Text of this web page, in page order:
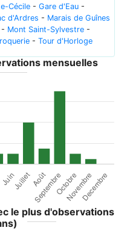
Cécile - Gare d'Eau -
d'Ardres - Marais de Guînes
- Mont Saint-Sylvestre -
- Tour d'Horloge
mensuelles
le plus d'observations